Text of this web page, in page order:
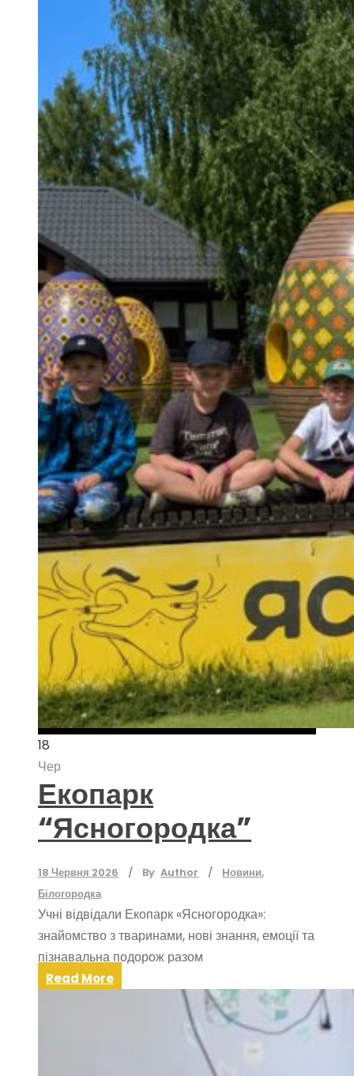
18
Чер
Екопарк
“Ясногородка”
18 Червня 2026 By Author Hовини,
Білогородка
Учні відвідали Екопарк «Ясногородка»:
знайомство з тваринами, нові знання, емоції та
пізнавальна подорож разом
Read More